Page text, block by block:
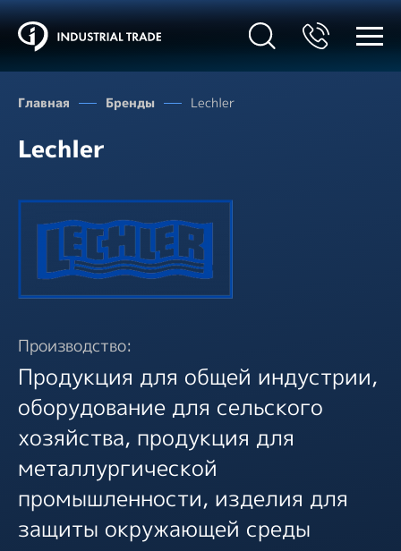
Главная Бренды Lechler
Lechler
Производство:
Продукция для общей индустрии,
оборудование для сельского
хозяйства, продукция для
металлургической
промышленности, изделия для
защиты окружающей среды